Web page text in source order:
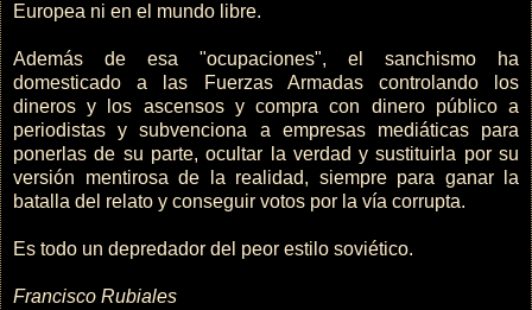
Europea ni en el mundo libre.
Además de esa "ocupaciones", el sanchismo ha
domesticado a las Fuerzas Armadas controlando los
dineros y los ascensos y compra con dinero público a
periodistas y subvenciona a empresas mediáticas para
ponerlas de su parte, ocultar la verdad y sustituirla por su
versión mentirosa de la realidad, siempre para ganar la
batalla del relato y conseguir votos por la vía corrupta.
Es todo un depredador del peor estilo soviético.
Francisco Rubiales